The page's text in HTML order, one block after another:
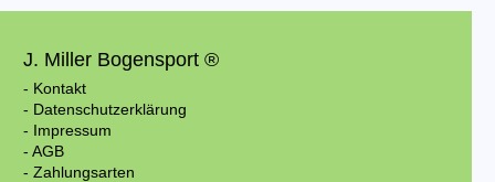
J. Miller Bogensport ®
- Kontakt
- Datenschutzerklärung
- Impressum
- AGB
- Zahlungsarten